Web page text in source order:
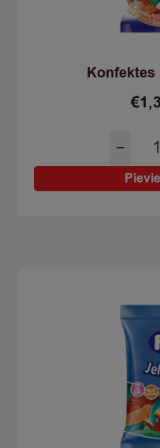
Konfektes
€
−